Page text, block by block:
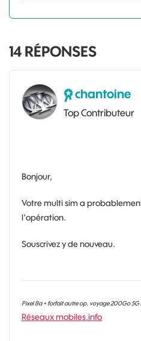
14 RÉPONSES
chantoine
Top Contributeur
Bonjour,
Votre multi sim a
l'opération.
Souscrivez y de nouveau.
Pixel 8a + forfait autre op. voyage 200Go
Réseaux mobiles.info